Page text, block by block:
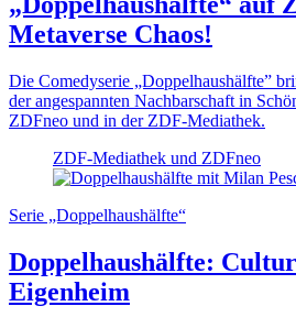
Metaverse Chaos!
Die Comedyserie „Doppelhaushälfte”
der angespannten Nachbarschaft in
ZDFneo und in der ZDF-Mediathek.
ZDF-Mediathek und ZDFneo
Serie „Doppelhaushälfte“
Doppelhaushälfte:
Eigenheim